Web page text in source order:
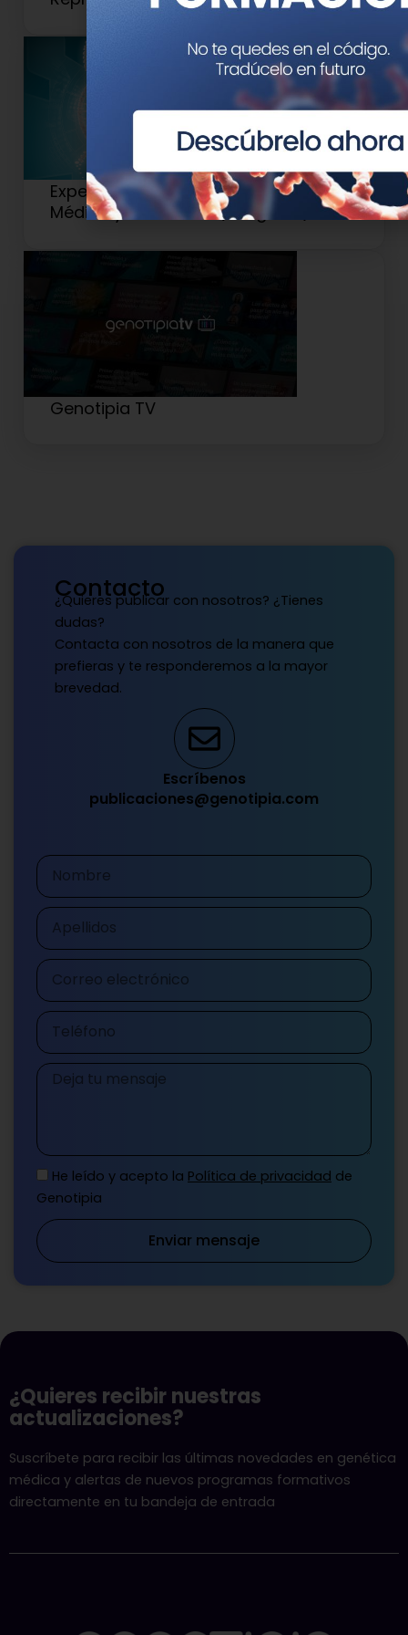
Experto Universitario en Genética
Médica y Genómica (Antiguo 2)
Genotipia TV
Contacto
¿Quieres publicar con nosotros? ¿Tienes
dudas?
Contacta con nosotros de la manera que
prefieras y te responderemos a la mayor
brevedad.
Escríbenos
publicaciones@genotipia.com
Nombre
Apellidos
Correo
electrónico
Teléfono
Mensaje
He leído y acepto la Política de privacidad de
Genotipia
Enviar mensaje
¿Quieres recibir nuestras
actualizaciones?
Suscríbete para recibir las últimas novedades en genética
médica y alertas de nuevos programas formativos
directamente en tu bandeja de entrada